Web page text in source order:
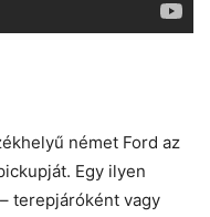
német Ford az
Egy ilyen
terepjáróként vagy